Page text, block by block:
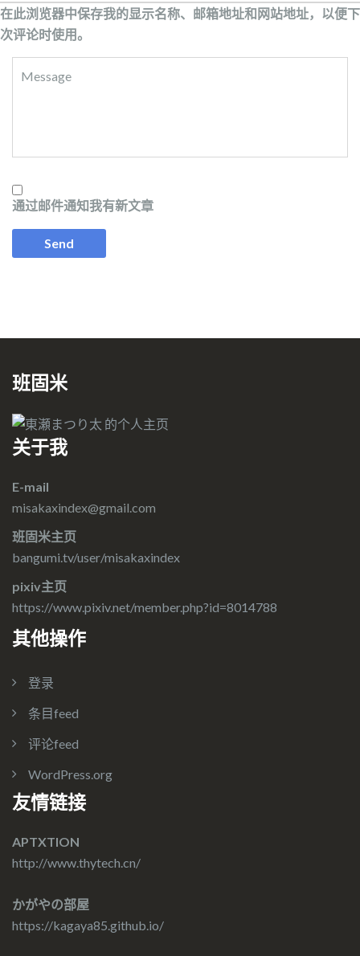
在此浏览器中保存我的显示名称、邮箱地址和网站地址，以便下
次评论时使用。
通过邮件通知我有新文章
班固米
关于我
E-mail
misakaxindex@gmail.com
班固米主页
bangumi.tv/user/misakaxindex
pixiv主页
https://www.pixiv.net/member.php?id=8014788
其他操作
登录
条目feed
评论feed
WordPress.org
友情链接
APTXTION
http://www.thytech.cn/
かがやの部屋
https://kagaya85.github.io/